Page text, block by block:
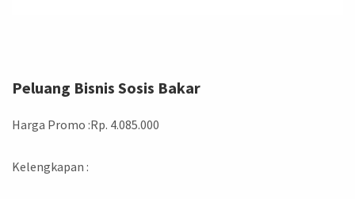
Peluang Bisnis Sosis Bakar
Harga Promo :Rp. 4.085.000
Kelengkapan :